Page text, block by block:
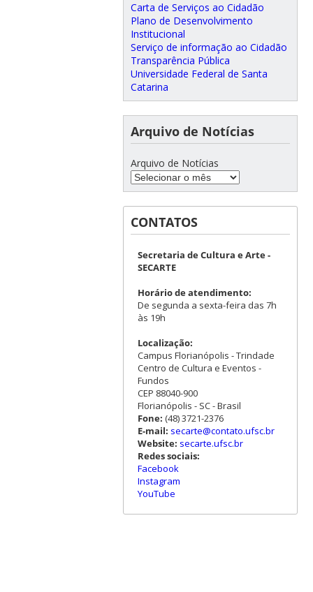
Carta de Serviços ao Cidadão
Plano de Desenvolvimento
Institucional
Serviço de informação ao Cidadão
Transparência Pública
Universidade Federal de Santa
Catarina
Arquivo de Notícias
Arquivo de Notícias
CONTATOS
Secretaria de Cultura e Arte -
SECARTE
Horário de atendimento:
De segunda a sexta-feira das 7h
às 19h
Localização:
Campus Florianópolis - Trindade
Centro de Cultura e Eventos -
Fundos
CEP 88040-900
Florianópolis - SC - Brasil
Fone: (48) 3721-2376
E-mail: secarte@contato.ufsc.br
Website: secarte.ufsc.br
Redes sociais:
Facebook
Instagram
YouTube